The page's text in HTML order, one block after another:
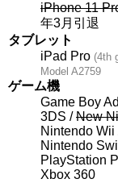
iPhone 11
年3月引退
タブレット
iPad Pro (4th
Model A2759
ゲーム機
Game Boy
3DS /New
Nintendo
Nintendo
PlayStation
Xbox 360